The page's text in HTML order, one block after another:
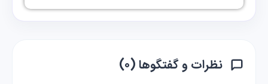
نظرات و گفتگوها (۰)